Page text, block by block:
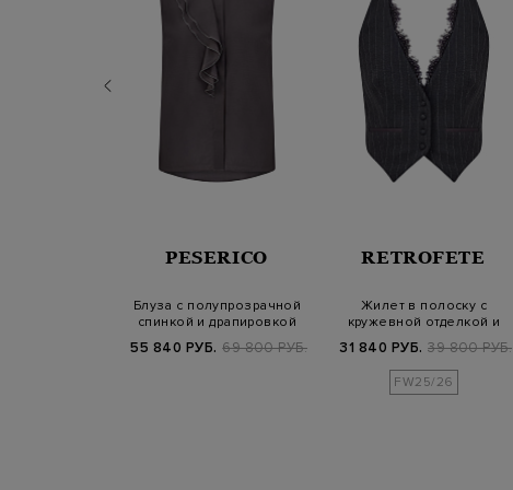
PESERICO
Блуза с полупрозрачной
спинкой и драпировкой
55 840 РУБ. 69 800 РУБ.
RETROFETE
Жилет в полоску с
кружевной отделкой и
31 840 РУБ. 39 800 РУБ.
FW25/26